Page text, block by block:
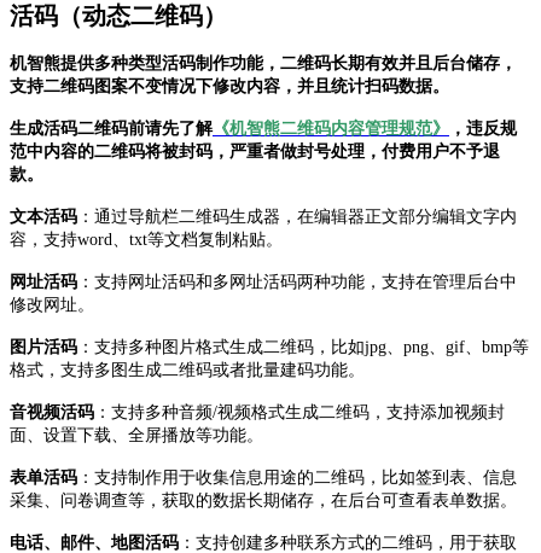
活码（动态二维码）
机智熊提供多种类型活码制作功能，二维码长期有效并且后台储存，
支持二维码图案不变情况下修改内容，并且统计扫码数据。
生成活码二维码前请先了解《机智熊二维码内容管理规范》
，违反规
范中内容的二维码将被封码，严重者做封号处理，付费用户不予退
款。
文本活码 ：通过导航栏二维码生成器，在编辑器正文部分编辑文字内
容，支持word、txt等文档复制粘贴。
网址活码 ：支持网址活码和多网址活码两种功能，支持在管理后台中
修改网址。
图片活码 ：支持多种图片格式生成二维码，比如jpg、png、gif、bmp等
格式，支持多图生成二维码或者批量建码功能。
音视频活码 ：支持多种音频/视频格式生成二维码，支持添加视频封
面、设置下载、全屏播放等功能。
表单活码 ：支持制作用于收集信息用途的二维码，比如签到表、信息
采集、问卷调查等，获取的数据长期储存，在后台可查看表单数据。
电话、邮件、地图活码 ：支持创建多种联系方式的二维码，用于获取